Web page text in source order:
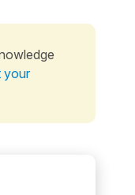
your